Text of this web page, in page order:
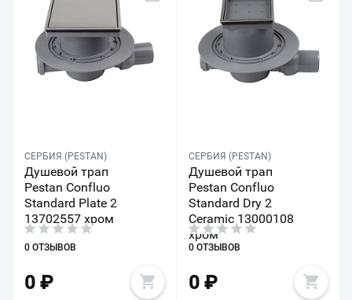
СЕРБИЯ (PESTAN)
Душевой трап
Pestan Confluo
Standard Plate 2
13702557 хром
0 ОТЗЫВОВ
0 ₽
СЕРБИЯ (PESTAN)
Душевой трап
Pestan Confluo
Standard Dry 2
Ceramic 13000108
хром
0 ОТЗЫВОВ
0₽